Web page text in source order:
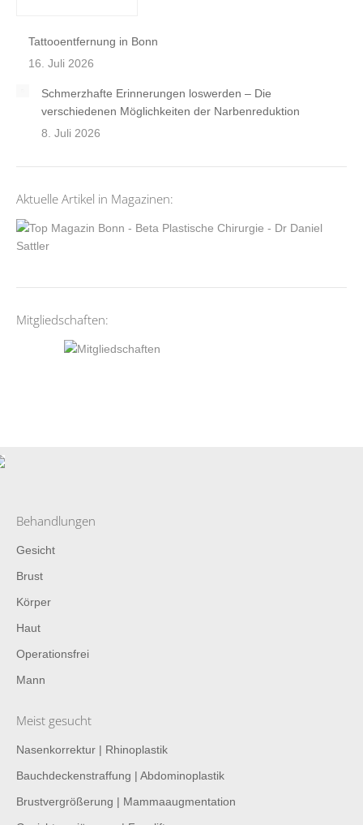
Tattooentfernung in Bonn
16. Juli 2026
Schmerzhafte Erinnerungen loswerden – Die
verschiedenen Möglichkeiten der Narbenreduktion
8. Juli 2026
Aktuelle Artikel in Magazinen:
Mitgliedschaften:
Behandlungen
Gesicht
Brust
Körper
Haut
Operationsfrei
Mann
Meist gesucht
Nasenkorrektur | Rhinoplastik
Bauchdeckenstraffung | Abdominoplastik
Brustvergrößerung | Mammaaugmentation